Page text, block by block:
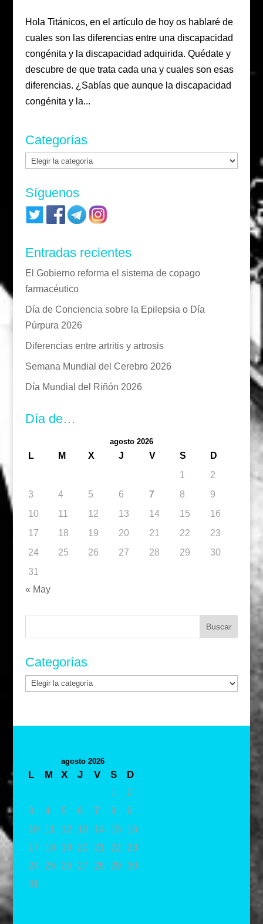
Hola Titánicos, en el artículo de hoy os hablaré de
cuales son las diferencias entre una discapacidad
congénita y la discapacidad adquirida. Quédate y
descubre de que trata cada una y cuales son esas
diferencias. ¿Sabías que aunque la discapacidad
congénita y la...
Categorías
Categorías
Síguenos
Entradas recientes
El Gobierno reforma el sistema de copago
farmacéutico
Día de Conciencia sobre la Epilepsia o Día
Púrpura 2026
Diferencias entre artritis y artrosis
Semana Mundial del Cerebro 2026
Día Mundial del Riñón 2026
Día de…
agosto 2026
L M X J V S
D
1
2
3
4 5 6 7 8
9
10
11 12 13 14 15
16
17
18 19 20 21 22
23
24
25 26 27 28 29
30
31
« May
Categorías
Categorías
agosto 2026
L M X J V S
D
1
2
3
4 5 6 7 8
9
10
11 12 13 14 15
16
17
18 19 20 21 22
23
24
25 26 27 28 29 30
31